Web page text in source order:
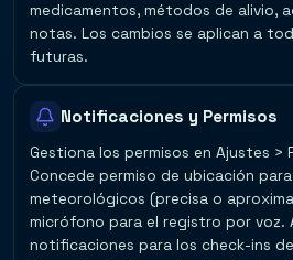
medicamentos, métodos de alivio,
notas. Los cambios se aplican a
futuras.
Notificaciones y Permisos
Gestiona los permisos en Ajustes >
Concede permiso de ubicación
meteorológicos (precisa o
micrófono para el registro por voz.
notificaciones para los check-ins